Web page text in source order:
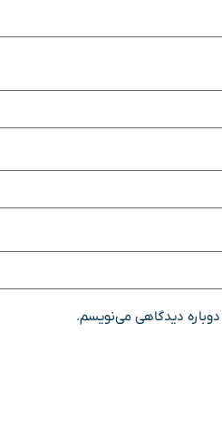
دیدگاهی می‌نویسم.